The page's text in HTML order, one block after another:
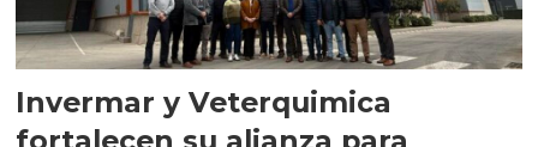
Invermar y Veterquimica